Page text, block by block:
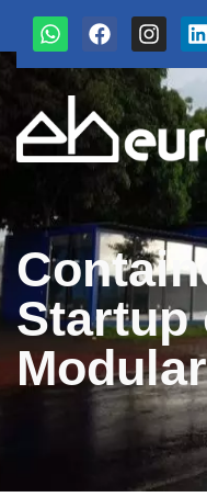
Startup
Modular